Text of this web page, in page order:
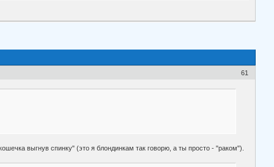
61
выгнув спинку" (это я блондинкам так говорю, а ты просто - "раком").